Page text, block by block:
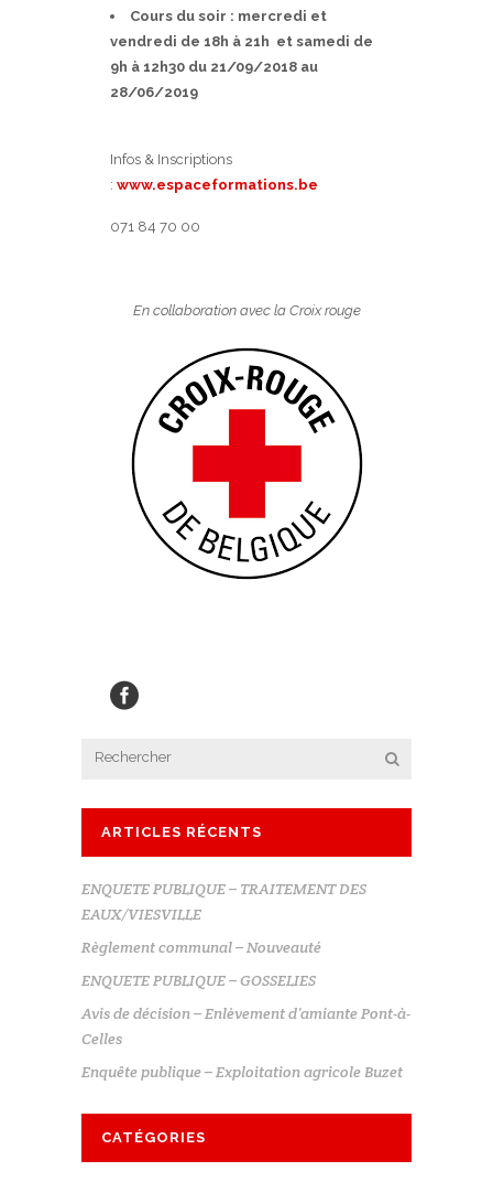
Cours du soir : mercredi et
vendredi de 18h à 21h et samedi de
9h à 12h30 du 21/09/2018 au
28/06/2019
Infos & Inscriptions
: www.espaceformations.be
071 84 70 00
En collaboration avec la Croix rouge
ARTICLES RÉCENTS
ENQUETE PUBLIQUE – TRAITEMENT DES
EAUX/VIESVILLE
Règlement communal – Nouveauté
ENQUETE PUBLIQUE – GOSSELIES
Avis de décision – Enlèvement d’amiante Pont-à-
Celles
Enquête publique – Exploitation agricole Buzet
CATÉGORIES